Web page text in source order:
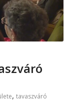
,tavaszváró